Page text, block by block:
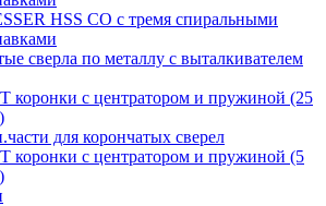
HSS CО с тремя спиральными
сверла по металлу c выталкивателем
коронки с центратором и пружиной (25
для корончатых сверел
коронки с центратором и пружиной (5